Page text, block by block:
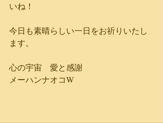
いね！
今日も素晴らしい一日をお祈りいたし
ます。
心の宇宙　愛と感謝
メーハンナオコW